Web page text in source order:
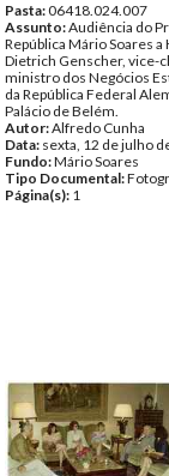
Pasta:06418.024.007
Assunto:Audiência do
República Mário Soares a
Dietrich Genscher, vice-
ministro dos Negócios
da República Federal
Palácio de Belém.
Autor:Alfredo Cunha
Data: sexta, 12 de julho
Fundo:Mário Soares
Tipo Documental:
Página(s): 1